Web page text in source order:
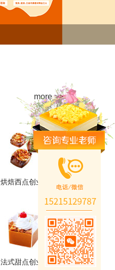
more >>
烘焙西点创业班
烘焙西点创业班
火爆的专业
法式甜点创业班